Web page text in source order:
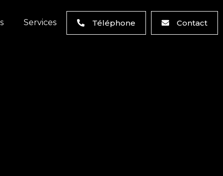
Services Téléphone Contact